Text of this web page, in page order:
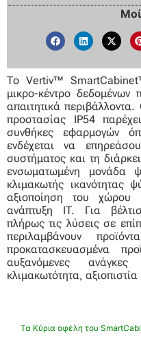
Το Vertiv™
μικρο-κέντρο δεδομένων
απαιτητικά
προστασίας IP54
συνθήκες εφαρμογών
ενδέχεται να
συστήματος και τη
ενσωματωμένη μονάδα
κλιμακωτής ικανότητας
αξιοποίηση του
ανάπτυξη IT. Για
πλήρως τις λύσεις σε
περιλαμβάνουν
προκατασκευασμένα
αυξανόμενες
κλιμακωτότητα,
Τα Κύρια οφέλη του